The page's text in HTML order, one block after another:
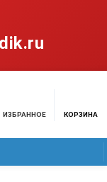
ИЗБРАННОЕ КОРЗИНА